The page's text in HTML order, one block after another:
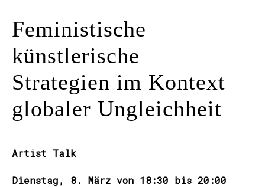
Feministische
künstlerische
Strategien im Kontext
globaler Ungleichheit
Artist Talk
Dienstag, 8. März von 18:30 bis 20:00